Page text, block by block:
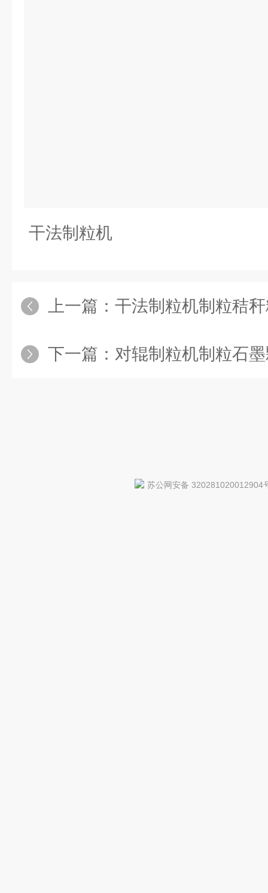
干法制粒机
上一篇： 干法制粒机制粒秸
下一篇： 对辊制粒机制粒石
苏公网安备 320281020012904